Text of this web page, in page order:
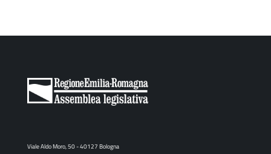
Viale Aldo Moro, 50 - 40127 Bologna